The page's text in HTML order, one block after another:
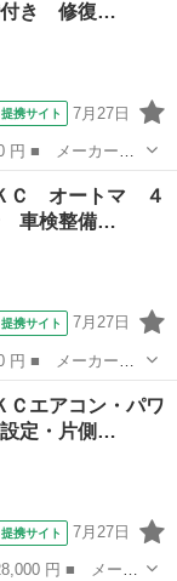
付き 修復…
提携サイト 7月27日
レード名： Ｋ
復歴なし エア
Ｃ オートマ ４
車検整備…
提携サイト 7月27日
レード名： Ｋ
備付き 修復歴
Ｃエアコン・パワ
定・片側…
提携サイト 7月27日